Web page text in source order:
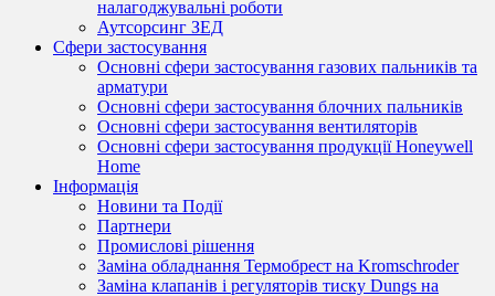
налагоджувальні роботи
Аутсорсинг ЗЕД
Сфери застосування
Основні сфери застосування газових пальників та
арматури
Основні сфери застосування блочних пальників
Основні сфери застосування вентиляторів
Основні сфери застосування продукції Honeywell
Home
Інформація
Новини та Події
Партнери
Промислові рішення
Заміна обладнання Термобрест на Kromschroder
Заміна клапанів і регуляторів тиску Dungs на